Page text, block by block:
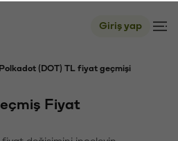
Giriş yap
Polkadot (DOT) TL fiyat geçmişi
Fiyat